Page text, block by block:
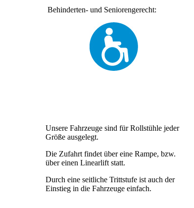
Behinderten- und Seniorengerecht:
Unsere Fahrzeuge sind für Rollstühle jeder
Größe ausgelegt.
Die Zufahrt findet über eine Rampe, bzw.
über einen Linearlift statt.
Durch eine seitliche Trittstufe ist auch der
Einstieg in die Fahrzeuge einfach.